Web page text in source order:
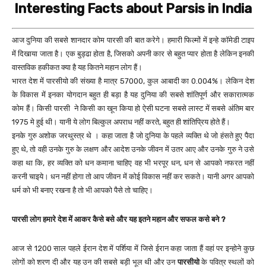
Interesting Facts about Parsis in India
आज दुनिया की सबसे शानदार कोम पारसी की बात करेगे। हमारी फिल्मों में इन्हे कॉमेडी टाइप
में दिखाया जाता है। एक बुड्ढा होता है, जिसको अपनी कार से बहुत प्यार होता है लेकिन इनकी
वास्तविक हकीकत क्या है यह कितने महान लोग हैं।
भारत देश में पारसीयो की संख्या है मात्र 57000, कुल आबादी का 0.004%। लेकिन देश
के विकास में इनका योगदान बहुत ही बड़ा है यह दुनिया की सबसे शांतिपूर्ण और सकारात्मक
कोम हैं। किसी पारसी ने किसी का खून किया हो ऐसी घटना सबसे लास्ट में सबसे अंतिम बार
1975 मे हुई थी। यानी ये लोग बिल्कुल अपराध नहीं करते, बहुत ही शांतिप्रिय होते हैं।
इनके गुरु अशोक जरथुस्त्र थे । कहा जाता है जो दुनिया के पहले व्यक्ति थे जो हंसते हुए पैदा
हुए थे, तो वही उनके गुरु के लक्षण और आदेश उनके जीवन में उतर आए और उनके गुरु ने उसे
कहा था कि, हर व्यक्ति को धन कमाना चाहिए वह भी भरपूर धन, धन से आपको नफरत नहीं
करनी चाइये। धन नहीं होगा तो आप जीवन में कोई विकास नहीं कर सकते। यानी अगर आपको
धर्म को भी बनाए रखना है तो भी आपको पैसे तो चाहिए।
पारसी लोग हमारे देश में आकर कैसे बसेऔर यह इतने महान औरसफल कसे बने ?
आज से 1200 साल पहले ईरान देश में पर्शिया में जिसे ईरान कहा जाता हैं वहां पर इन्होने कुछ
लोगों को शरण दी और यह उन की सबसे बड़ी भूल थी और उनपारसीयोके पवित्र स्थलों को